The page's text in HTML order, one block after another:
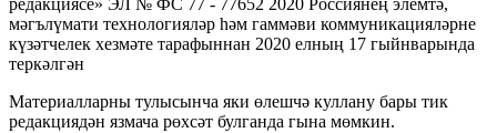
мәгълүмати технологияләр һәм гаммәви коммуникацияләрне
күзәтчелек хезмәте тарафыннан 2020 елның 17 гыйнварында
теркәлгән
Материалларны тулысынча яки өлешчә куллану бары тик
редакциядән язмача рөхсәт булганда гына мөмкин.